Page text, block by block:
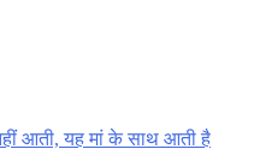
आती, यह मां के साथ आती है